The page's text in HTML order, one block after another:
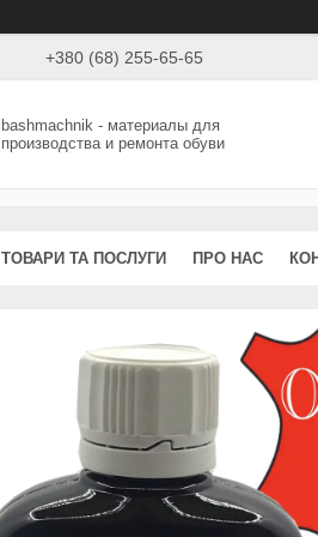
+380 (68) 255-65-65
bashmachnik - материалы для
производства и ремонта обуви
ТОВАРИ ТА ПОСЛУГИ ПРО НАС